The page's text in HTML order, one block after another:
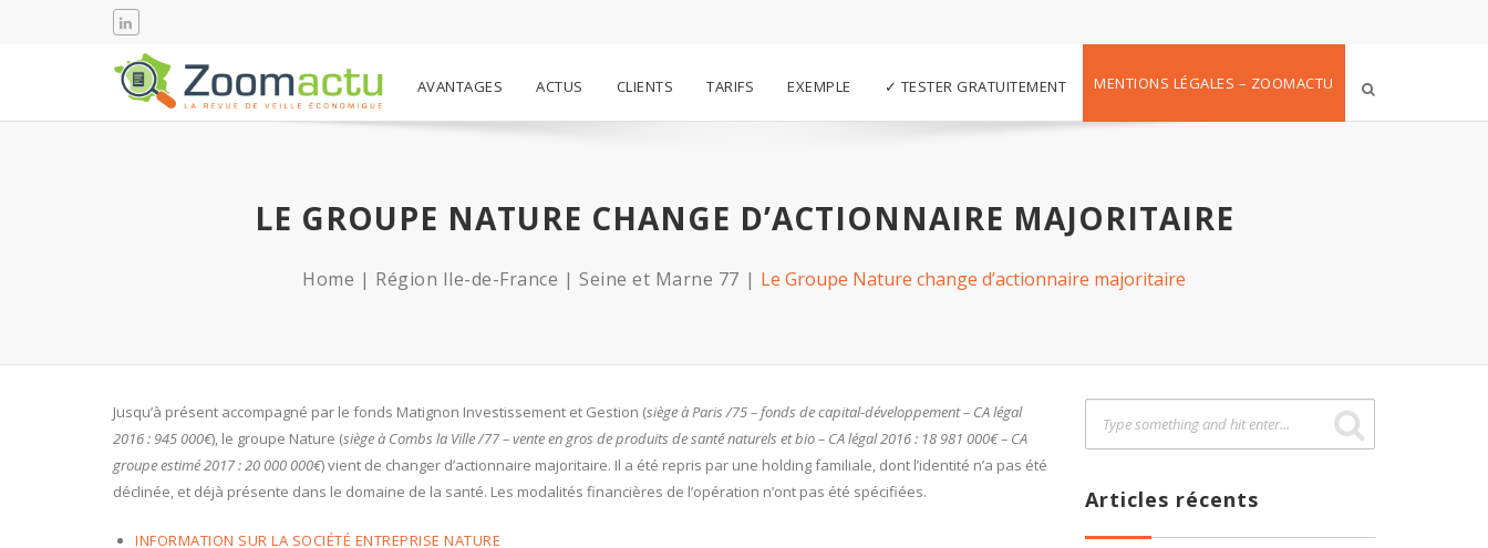
AVANTAGES ACTUS CLIENTS TARIFS EXEMPLE ✓ TESTER GRATUITEMENT MENTIONS LÉGALES – ZOOMACTU
LE GROUPE NATURE CHANGE D’ACTIONNAIRE MAJORITAIRE
Home Région Ile-de-France Seine et Marne 77 Le Groupe Nature change d’actionnaire majoritaire
Jusqu’à présent accompagné par le fonds Matignon Investissement et Gestion (siège à Paris /75 – fonds de capital-développement – CA légal
2016 : 945 000€), le groupe Nature (siège à Combs la Ville /77 – vente en gros de produits de santé naturels et bio – CA légal 2016 : 18 981 000€ – CA
groupe estimé 2017 : 20 000 000€) vient de changer d’actionnaire majoritaire. Il a été repris par une holding familiale, dont l’identité n’a pas été
déclinée, et déjà présente dans le domaine de la santé. Les modalités financières de l’opération n’ont pas été spécifiées.
INFORMATION SUR LA SOCIÉTÉ ENTREPRISE NATURE
Articles récents